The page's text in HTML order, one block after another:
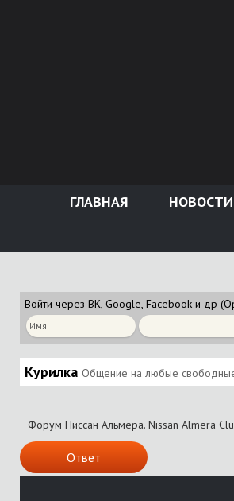
ГЛАВНАЯ НОВОСТИ
Войти через ВК, Google, Facebook и др
Курилка Общение на любые
Форум Ниссан Альмера. Nissan Almera
Ответ